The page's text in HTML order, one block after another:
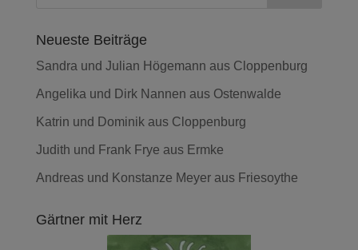
Neueste Beiträge
Sandra und Julian Högemann aus Cloppenburg
Angelika und Dirk Nannen aus Ostenwalde
Katrin und Dominik aus Cloppenburg
Judith und Frank Frye aus Ermke
Andreas und Konstanze Meyer aus Friesoythe
Gärtner mit Herz